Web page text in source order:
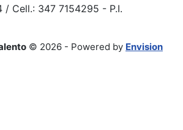
Cell.: 347 7154295 - P.I.
© 2026 - Powered by Envision